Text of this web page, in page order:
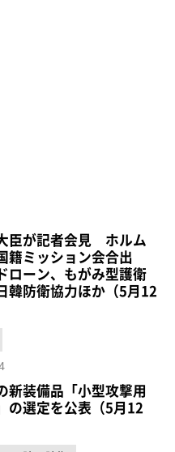
臣が記者会見 ホルム
籍ミッション会合出
ローン、もがみ型護衛
韓防衛協力ほか（5月12
新装備品「小型攻撃用
の選定を公表（5月12